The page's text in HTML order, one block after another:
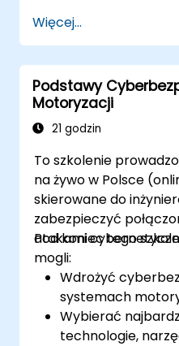
zagrożeniom.
Monitorować
Więcej...
Podstawy
Motoryzacji
21 godzin
To szkolenie
na żywo w Polsce
skierowane do
zabezpieczyć
atakami
Pod koniec tego
mogli:
Wdrożyć
systemach
Wybierać
technologie,